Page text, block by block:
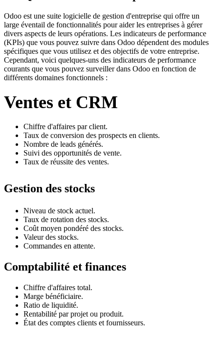
Odoo est une suite logicielle de gestion d'entreprise qui offre un
large éventail de fonctionnalités pour aider les entreprises à gérer
divers aspects de leurs opérations. Les indicateurs de performance
(KPIs) que vous pouvez suivre dans Odoo dépendent des modules
spécifiques que vous utilisez et des objectifs de votre entreprise.
Cependant, voici quelques-uns des indicateurs de performance
courants que vous pouvez surveiller dans Odoo en fonction de
différents domaines fonctionnels :
Ventes et CRM
Chiffre d'affaires par client.
Taux de conversion des prospects en clients.
Nombre de leads générés.
Suivi des opportunités de vente.
Taux de réussite des ventes.
Gestion des stocks
Niveau de stock actuel.
Taux de rotation des stocks.
Coût moyen pondéré des stocks.
Valeur des stocks.
Commandes en attente.
Comptabilité et finances
Chiffre d'affaires total.
Marge bénéficiaire.
Ratio de liquidité.
Rentabilité par projet ou produit.
État des comptes clients et fournisseurs.